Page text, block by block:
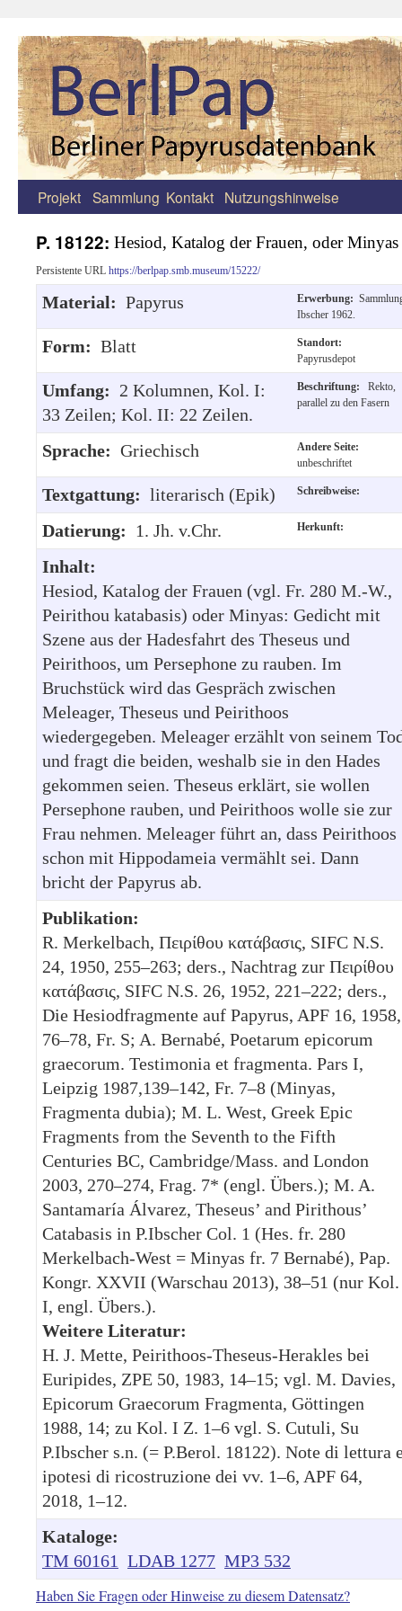
Zum
springen
Projekt Sammlung Kontakt Nutzungshinweise
P. 18122: Hesiod, Katalog der Frauen, oder Minyas
Persistente URL https://berlpap.smb.museum/15222/
Material: Papyrus Erwerbung:
Ibscher 1962.
Form: Blatt
Standort:
Papyrusdepot
Umfang: 2 Kolumnen, Kol. I:
33 Zeilen; Kol. II: 22 Zeilen.
Beschriftung:
Rekto,
parallel zu den Fasern
Sprache: Griechisch
Andere Seite:
unbeschriftet
Textgattung: literarisch (Epik) Schreibweise:
Datierung: 1. Jh. v.Chr. Herkunft:
Inhalt:
Hesiod, Katalog der Frauen (vgl. Fr. 280 M.-W.,
Peirithou katabasis) oder Minyas: Gedicht mit
Szene aus der Hadesfahrt des Theseus und
Peirithoos, um Persephone zu rauben. Im
Bruchstück wird das Gespräch zwischen
Meleager, Theseus und Peirithoos
wiedergegeben. Meleager erzählt von seinem
und fragt die beiden, weshalb sie in den Hades
gekommen seien. Theseus erklärt, sie wollen
Persephone rauben, und Peirithoos wolle sie zur
Frau nehmen. Meleager führt an, dass Peirithoos
schon mit Hippodameia vermählt sei. Dann
bricht der Papyrus ab.
Publikation:
R. Merkelbach, Πειρίθου κατάβασις, SIFC N.S.
24, 1950, 255–263; ders., Nachtrag zur Πειρίθου
κατάβασις, SIFC N.S. 26, 1952, 221–222; ders.,
Die Hesiodfragmente auf Papyrus, APF 16, 1958,
76–78, Fr. S; A. Bernabé, Poetarum epicorum
graecorum. Testimonia et fragmenta. Pars I,
Leipzig 1987,139–142, Fr. 7–8 (Minyas,
Fragmenta dubia); M. L. West, Greek Epic
Fragments from the Seventh to the Fifth
Centuries BC, Cambridge/Mass. and London
2003, 270–274, Frag. 7* (engl. Übers.); M. A.
Santamaría Álvarez, Theseus’ and Pirithous’
Catabasis in P.Ibscher Col. 1 (Hes. fr. 280
Merkelbach-West = Minyas fr. 7 Bernabé), Pap.
Kongr. XXVII (Warschau 2013), 38–51 (nur Kol.
I, engl. Übers.).
Weitere Literatur:
H. J. Mette, Peirithoos-Theseus-Herakles bei
Euripides, ZPE 50, 1983, 14–15; vgl. M. Davies,
Epicorum Graecorum Fragmenta, Göttingen
1988, 14; zu Kol. I Z. 1–6 vgl. S. Cutuli, Su
P.Ibscher s.n. (= P.Berol. 18122). Note di lettura
ipotesi di ricostruzione dei vv. 1–6, APF 64,
2018, 1–12.
Kataloge:
TM 60161 LDAB 1277 MP3 532
Haben Sie Fragen oder Hinweise zu diesem Datensatz?